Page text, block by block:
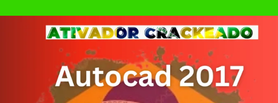
Ashampoo UnInstaller Download Crackeado + Chave de
XD-AntiSpy 4.13.0 Crackeado Download Português PT-BR
Ativador Windows 7 Download Grátis: Windows Loader & Re-